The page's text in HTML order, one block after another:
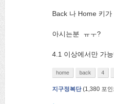
Back 나 Home 키
아시는분 ㅠㅜ?
4.1 이상에서만 가
home back 4
지구정복단 (1,380 포